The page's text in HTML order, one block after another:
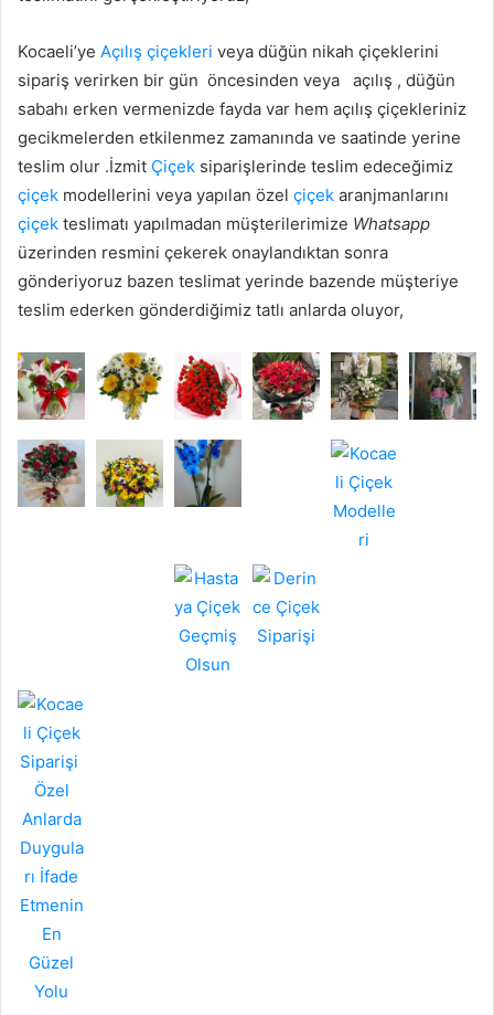
Kocaeli’ye Açılış çiçekleri veya düğün nikah çiçeklerini
sipariş verirken bir gün öncesinden veya açılış , düğün
sabahı erken vermenizde fayda var hem açılış çiçekleriniz
gecikmelerden etkilenmez zamanında ve saatinde yerine
teslim olur .İzmit Çiçek siparişlerinde teslim edeceğimiz
çiçek modellerini veya yapılan özel çiçek aranjmanlarını
çiçek teslimatı yapılmadan müşterilerimize Whatsapp
üzerinden resmini çekerek onaylandıktan sonra
gönderiyoruz bazen teslimat yerinde bazende müşteriye
teslim ederken gönderdiğimiz tatlı anlarda oluyor,